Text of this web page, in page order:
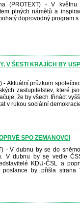
(PROTEXT) - V květnu
plných námětů a
doprovodný program
V ŠESTI KRAJÍCH BY
- Aktuální průzkum
zastupitelstev, které
že by všech třináct
v rukou sociální
SPO ZEMANOVCI
- V dubnu by se do
V dubnu by se vedle
KDU-ČSL a
poslance by přišla